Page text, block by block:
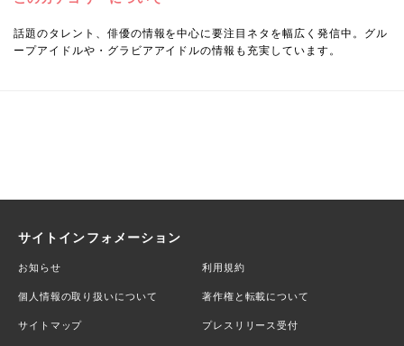
話題のタレント、俳優の情報を中心に要注目ネタを幅広く発信中。グル
ープアイドルや・グラビアアイドルの情報も充実しています。
サイトインフォメーション
お知らせ 利用規約
個人情報の取り扱いについて 著作権と転載について
サイトマップ プレスリリース受付